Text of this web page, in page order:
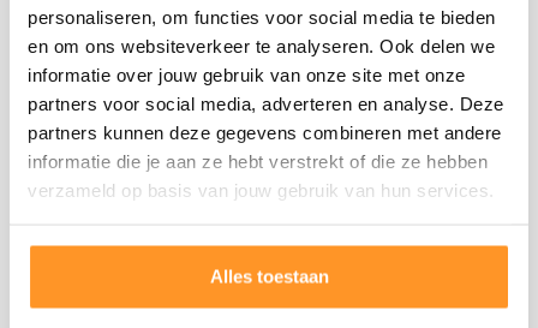
personaliseren, om functies voor social media te bieden
en om ons websiteverkeer te analyseren. Ook delen we
informatie over jouw gebruik van onze site met onze
partners voor social media, adverteren en analyse. Deze
partners kunnen deze gegevens combineren met andere
informatie die je aan ze hebt verstrekt of die ze hebben
verzameld op basis van jouw gebruik van hun services.
Alles toestaan
voor een eiken picknicktafel.Dit is eenvoudig te
verwijderen van de picknicktafel met een bijvoorbeeld
een mesje. Picknicktafels kunnen niet geruild worden
vanwege de natuurlijke werking of eigenschappen van
het product. Op constructiefouten zit uiteraard 1 jaar
garantie.
Afhankelijk van het seizoen kan de voorraad en
levertijd variëren. Doorgaans kunnen wij binnen 3